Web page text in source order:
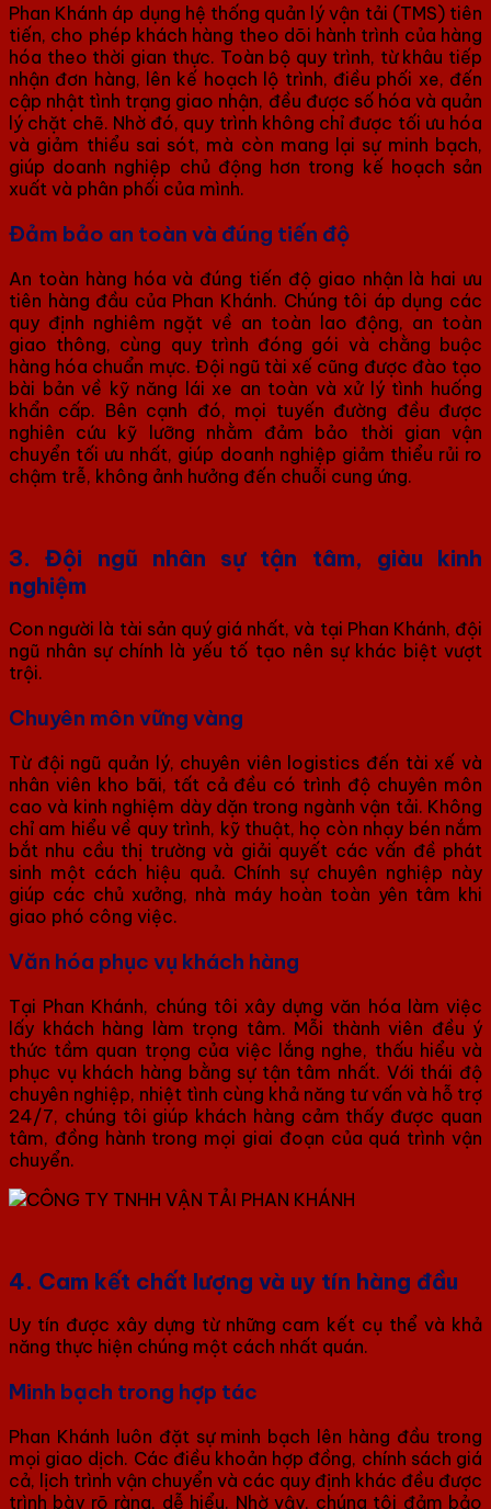
Phan Khánh áp dụng hệ thống quản lý vận tải (TMS) tiên
tiến, cho phép khách hàng theo dõi hành trình của hàng
hóa theo thời gian thực. Toàn bộ quy trình, từ khâu tiếp
nhận đơn hàng, lên kế hoạch lộ trình, điều phối xe, đến
cập nhật tình trạng giao nhận, đều được số hóa và quản
lý chặt chẽ. Nhờ đó, quy trình không chỉ được tối ưu hóa
và giảm thiểu sai sót, mà còn mang lại sự minh bạch,
giúp doanh nghiệp chủ động hơn trong kế hoạch sản
xuất và phân phối của mình.
Đảm bảo an toàn và đúng tiến độ
An toàn hàng hóa và đúng tiến độ giao nhận là hai ưu
tiên hàng đầu của Phan Khánh. Chúng tôi áp dụng các
quy định nghiêm ngặt về an toàn lao động, an toàn
giao thông, cùng quy trình đóng gói và chằng buộc
hàng hóa chuẩn mực. Đội ngũ tài xế cũng được đào tạo
bài bản về kỹ năng lái xe an toàn và xử lý tình huống
khẩn cấp. Bên cạnh đó, mọi tuyến đường đều được
nghiên cứu kỹ lưỡng nhằm đảm bảo thời gian vận
chuyển tối ưu nhất, giúp doanh nghiệp giảm thiểu rủi ro
chậm trễ, không ảnh hưởng đến chuỗi cung ứng.
3. Đội ngũ nhân sự tận tâm, giàu kinh
nghiệm
Con người là tài sản quý giá nhất, và tại Phan Khánh, đội
ngũ nhân sự chính là yếu tố tạo nên sự khác biệt vượt
trội.
Chuyên môn vững vàng
Từ đội ngũ quản lý, chuyên viên logistics đến tài xế và
nhân viên kho bãi, tất cả đều có trình độ chuyên môn
cao và kinh nghiệm dày dặn trong ngành vận tải. Không
chỉ am hiểu về quy trình, kỹ thuật, họ còn nhạy bén nắm
bắt nhu cầu thị trường và giải quyết các vấn đề phát
sinh một cách hiệu quả. Chính sự chuyên nghiệp này
giúp các chủ xưởng, nhà máy hoàn toàn yên tâm khi
giao phó công việc.
Văn hóa phục vụ khách hàng
Tại Phan Khánh, chúng tôi xây dựng văn hóa làm việc
lấy khách hàng làm trọng tâm. Mỗi thành viên đều ý
thức tầm quan trọng của việc lắng nghe, thấu hiểu và
phục vụ khách hàng bằng sự tận tâm nhất. Với thái độ
chuyên nghiệp, nhiệt tình cùng khả năng tư vấn và hỗ trợ
24/7, chúng tôi giúp khách hàng cảm thấy được quan
tâm, đồng hành trong mọi giai đoạn của quá trình vận
chuyển.
4. Cam kết chất lượng và uy tín hàng đầu
Uy tín được xây dựng từ những cam kết cụ thể và khả
năng thực hiện chúng một cách nhất quán.
Minh bạch trong hợp tác
Phan Khánh luôn đặt sự minh bạch lên hàng đầu trong
mọi giao dịch. Các điều khoản hợp đồng, chính sách giá
cả, lịch trình vận chuyển và các quy định khác đều được
trình bày rõ ràng, dễ hiểu. Nhờ vậy, chúng tôi đảm bảo